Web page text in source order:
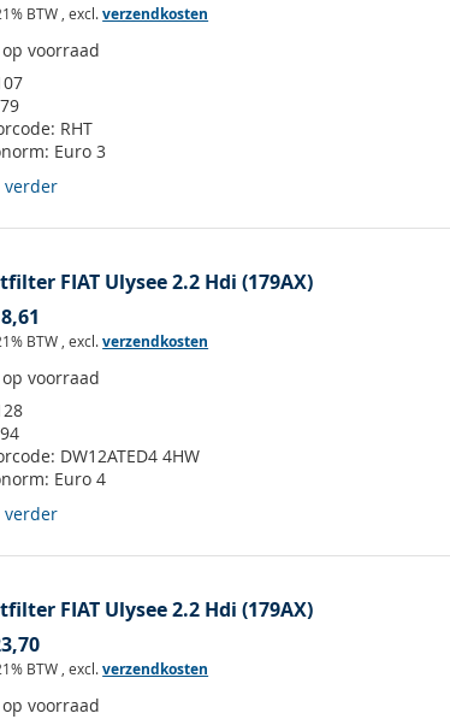
BTW ,excl.verzendkosten
voorraad
79
RHT
Euro 3
verder
FIAT Ulysee 2.2 Hdi (179AX)
BTW ,excl.verzendkosten
voorraad
94
DW12ATED4 4HW
Euro 4
verder
FIAT Ulysee 2.2 Hdi (179AX)
BTW ,excl.verzendkosten
voorraad